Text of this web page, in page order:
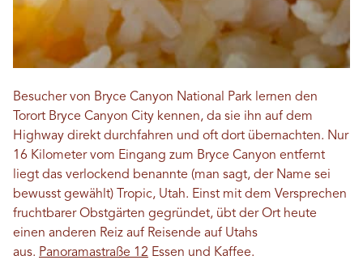
Besucher von Bryce Canyon National Park lernen den
Torort Bryce Canyon City kennen, da sie ihn auf dem
Highway direkt durchfahren und oft dort übernachten. Nur
16 Kilometer vom Eingang zum Bryce Canyon entfernt
liegt das verlockend benannte (man sagt, der Name sei
bewusst gewählt) Tropic, Utah. Einst mit dem Versprechen
fruchtbarer Obstgärten gegründet, übt der Ort heute
einen anderen Reiz auf Reisende auf Utahs
aus. Panoramastraße 12 Essen und Kaffee.